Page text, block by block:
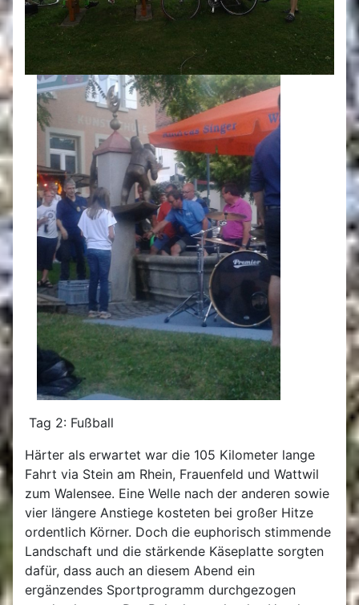
Tag 2: Fußball
Härter als erwartet war die 105 Kilometer lange
Fahrt via Stein am Rhein, Frauenfeld und Wattwil
zum Walensee. Eine Welle nach der anderen sowie
vier längere Anstiege kosteten bei großer Hitze
ordentlich Körner. Doch die euphorisch stimmende
Landschaft und die stärkende Käseplatte sorgten
dafür, dass auch an diesem Abend ein
ergänzendes Sportprogramm durchgezogen